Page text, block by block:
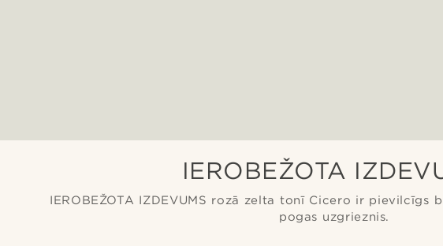
IEROBEŽOTA
IEROBEŽOTA IZDEVUMS rozā zelta tonī Cicero ir pievilcīgs
pogas uzgrieznis.